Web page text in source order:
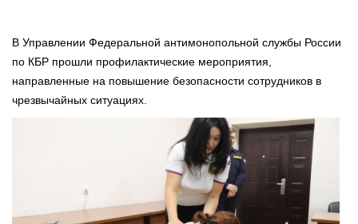
В Управлении Федеральной антимонопольной службы России
по КБР прошли профилактические мероприятия,
направленные на повышение безопасности сотрудников в
чрезвычайных ситуациях.